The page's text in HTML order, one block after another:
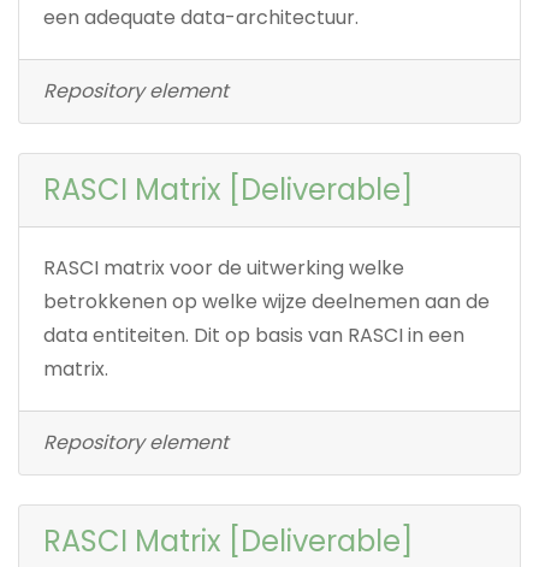
een adequate data-architectuur.
Repository element
RASCI Matrix [Deliverable]
RASCI matrix voor de uitwerking welke
betrokkenen op welke wijze deelnemen aan de
data entiteiten. Dit op basis van RASCI in een
matrix.
Repository element
RASCI Matrix [Deliverable]